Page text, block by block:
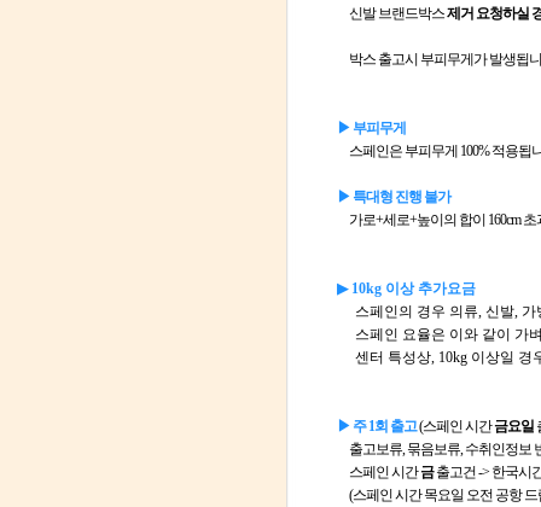
신발 브랜드박스제거 요청하실
박스 출고시 부피무게가 발생됩
▶ 부피무게
스페인은 부피무게 100% 적용됩
▶ 특대형 진행 불가
가로+세로+높이의 합이 160cm 초
▶ 10kg 이상 추가요금
스페인의 경우 의류, 신발, 가
스페인 요율은 이와 같이 가
센터 특성상, 10kg 이상일 경
▶ 주 1회 출고(스페인 시간금요일
출고보류, 묶음보류, 수취인정보
스페인 시간금출고건 -> 한국시
(스페인 시간 목요일 오전 공항 드